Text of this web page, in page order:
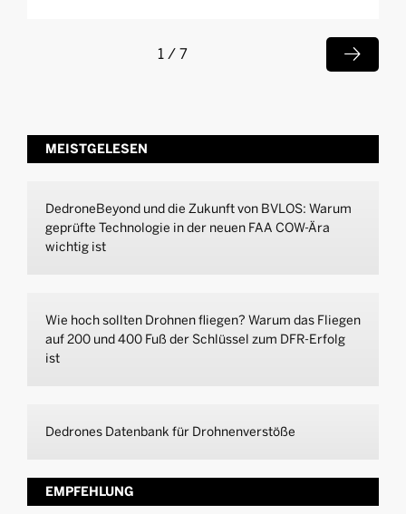
1 / 7 
MEISTGELESEN
DedroneBeyond und die Zukunft von BVLOS: Warum
geprüfte Technologie in der neuen FAA COW-Ära
wichtig ist
Wie hoch sollten Drohnen fliegen? Warum das Fliegen
auf 200 und 400 Fuß der Schlüssel zum DFR-Erfolg
ist
Dedrones Datenbank für Drohnenverstöße
EMPFEHLUNG